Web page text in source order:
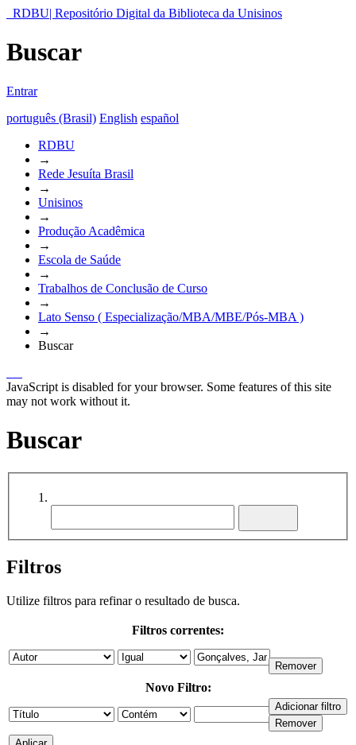
RDBU| Repositório Digital da Biblioteca da Unisinos
Buscar
Entrar
português (Brasil) English español
RDBU
→
Rede Jesuíta Brasil
→
Unisinos
→
Produção Acadêmica
→
Escola de Saúde
→
Trabalhos de Conclusão de Curso
→
Lato Senso ( Especialização/MBA/MBE/Pós-MBA )
→
Buscar
JavaScript is disabled for your browser. Some features of this site
may not work without it.
Buscar
Filtros
Utilize filtros para refinar o resultado de busca.
Filtros correntes:
Novo Filtro: